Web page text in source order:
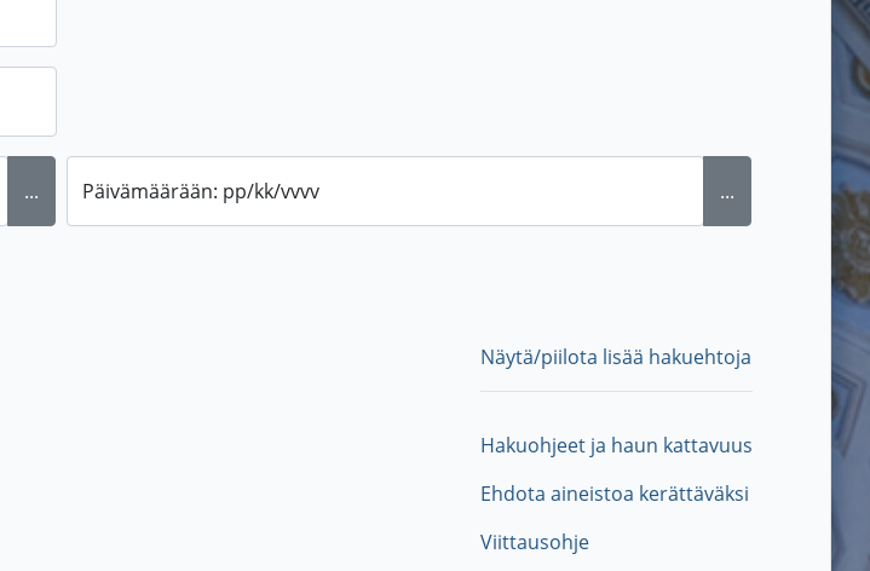
... Päivämäärään: pp/kk/vvvv ...
Näytä/piilota lisää hakuehtoja
Hakuohjeet ja haun kattavuus
Ehdota aineistoa kerättäväksi
Viittausohje